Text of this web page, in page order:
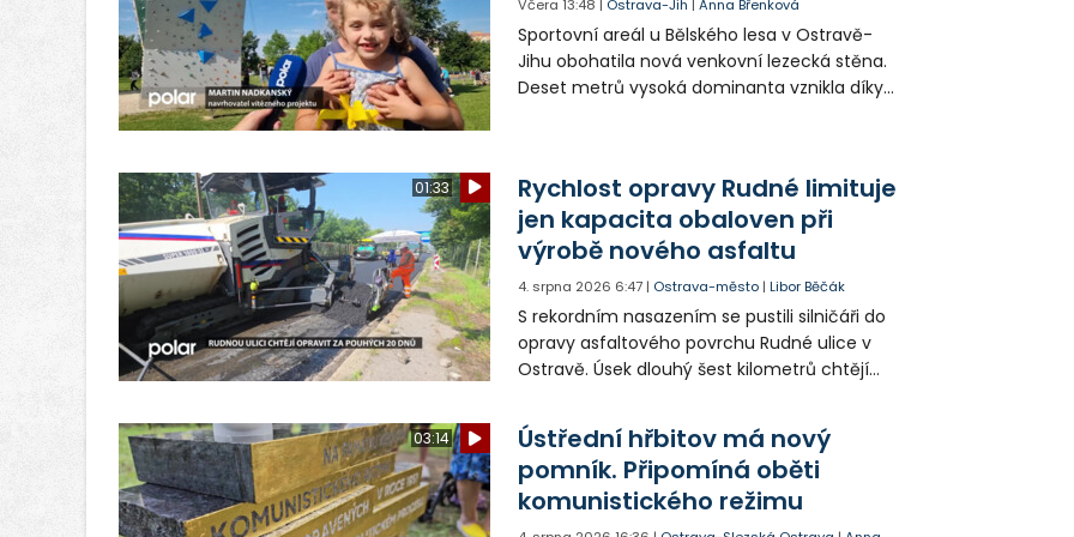
Včera 13:48 | Ostrava-Jih |Anna Břenková
Sportovní areál u Bělského lesa v Ostravě-
Jihu obohatila nová venkovní lezecká stěna.
Deset metrů vysoká dominanta vznikla díky
01:33
Rychlost opravy Rudné limituje
jen kapacita obaloven při
výrobě nového asfaltu
4. srpna 2026 6:47 | Ostrava-město |Libor Běčák
S rekordním nasazením se pustili silničáři do
opravy asfaltového povrchu Rudné ulice v
Ostravě. Úsek dlouhý šest kilometrů chtějí
03:14
Ústřední hřbitov má nový
pomník. Připomíná oběti
komunistického režimu